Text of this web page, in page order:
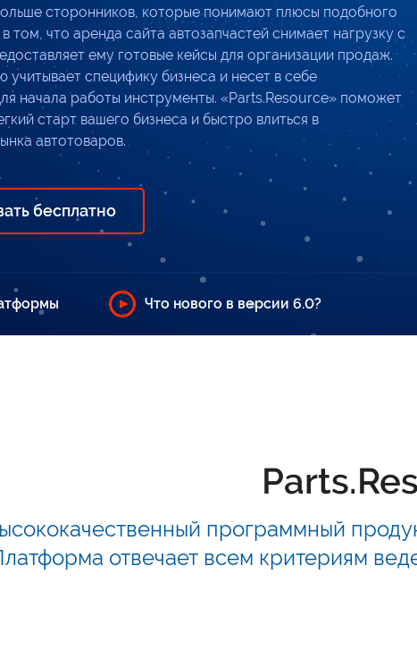
сторонников, которые понимают плюсы подобного
том, что аренда сайта автозапчастей снимает нагрузку с
ему готовые кейсы для организации продаж.
учитывает специфику бизнеса и несет в себе
начала работы инструменты. «Parts.Resource» поможет
старт вашего бизнеса и быстро влиться в
автотоваров.
бесплатно
Что нового в версии 6.0?
программный
отвечает всем критериям